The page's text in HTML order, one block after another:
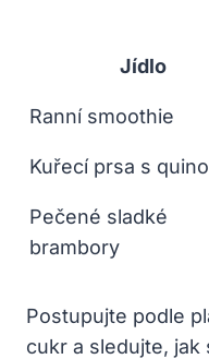
Jídlo
Ranní smoothie
Kuřecí prsa s
Pečené sladké
brambory
Postupujte podle
cukr a sledujte,